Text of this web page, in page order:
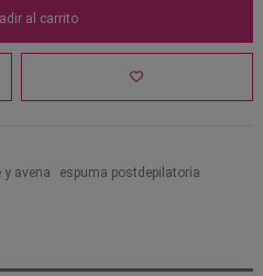
al carrito
y avena espuma postdepilatoria